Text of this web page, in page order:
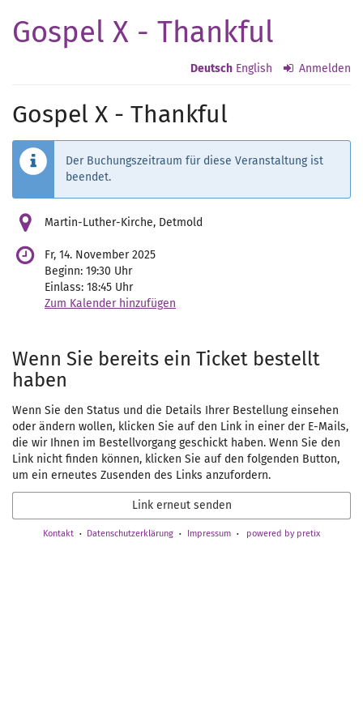
Haupt-
Gospel X - Thankful
Deutsch English Anmelden
Gospel X - Thankful
Der Buchungszeitraum für diese Veranstaltung ist
beendet.
Martin-Luther-Kirche, Detmold
Fr, 14. November 2025
Beginn: 19:30 Uhr
Einlass: 18:45 Uhr
Zum Kalender hinzufügen
Wenn Sie bereits ein Ticket bestellt
haben
Wenn Sie den Status und die Details Ihrer Bestellung einsehen
oder ändern wollen, klicken Sie auf den Link in einer der E-Mails,
die wir Ihnen im Bestellvorgang geschickt haben. Wenn Sie den
Link nicht finden können, klicken Sie auf den folgenden Button,
um ein erneutes Zusenden des Links anzufordern.
Link erneut senden
Kontakt Datenschutzerklärung Impressum powered by pretix